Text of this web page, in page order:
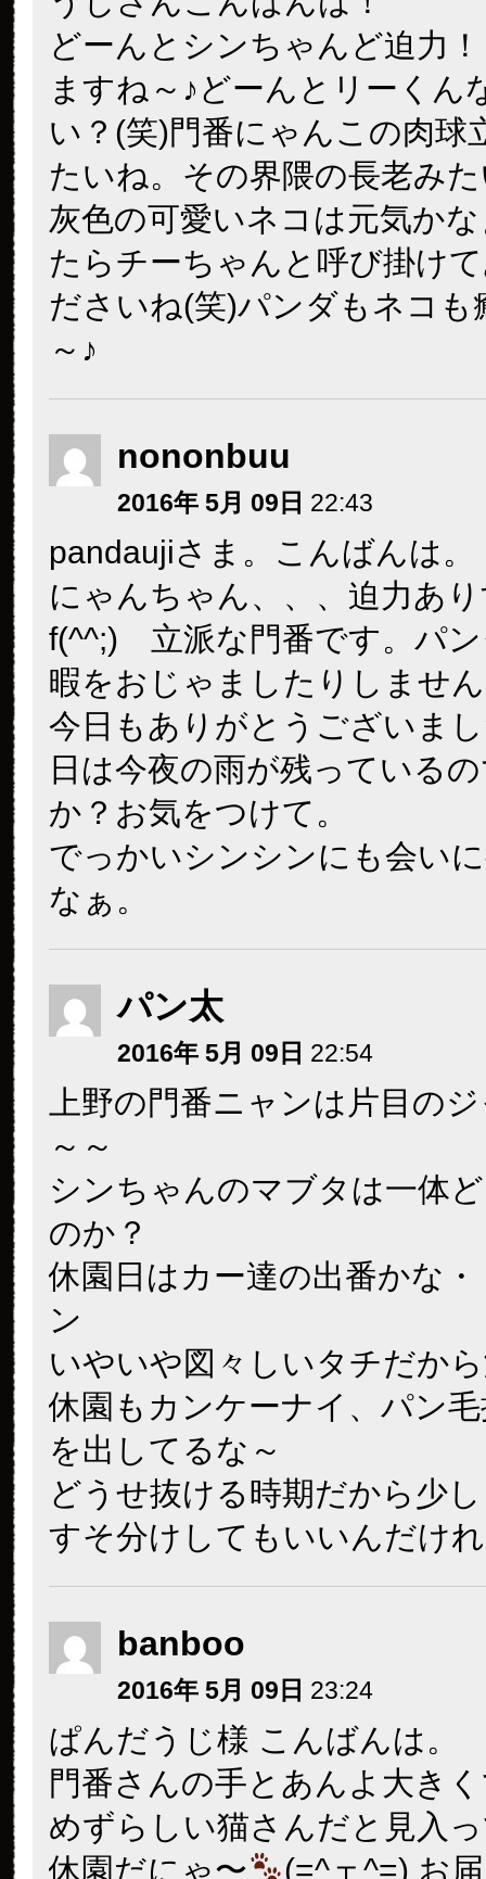
どーんとシンちゃんど迫力
ますね～♪どーんとリーくん
い？(笑)門番にゃんこの肉球
たいね。その界隈の長老み
灰色の可愛いネコは元気か
たらチーちゃんと呼び掛け
ださいね(笑)パンダもネコも
～♪
nononbuu
2016年 5月 09日 22:43
pandaujiさま。こんばんは。
にゃんちゃん、、、迫力あ
f(^^;) 立派な門番です。パ
暇をおじゃましたりしませ
今日もありがとうございま
日は今夜の雨が残っている
か？お気をつけて。
でっかいシンシンにも会い
なぁ。
パン太
2016年 5月 09日 22:54
上野の門番ニャンは片目の
～～
シンちゃんのマブタは一体
のか？
休園日はカー達の出番かな
ン
いやいや図々しいタチだか
休園もカンケーナイ、パン
を出してるな～
どうせ抜ける時期だから少
すそ分けしてもいいんだけ
banboo
2016年 5月 09日 23:24
ぱんだうじ様 こんばんは。
門番さんの手とあんよ大き
めずらしい猫さんだと見入
休園だにゃ〜
(=^ェ^=) お